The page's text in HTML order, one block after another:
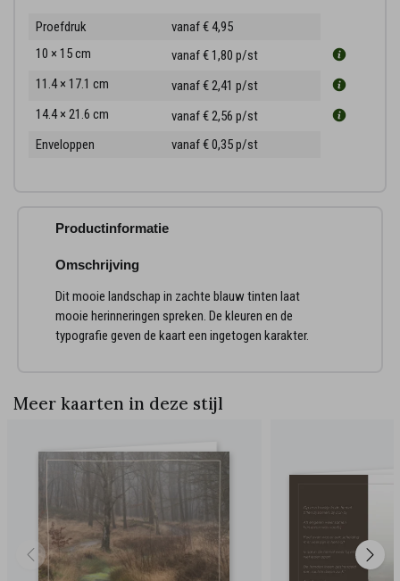
Proefdruk
vanaf € 4,95
10 × 15 cm
vanaf € 1,80 p/st
11.4 × 17.1 cm
vanaf € 2,41 p/st
14.4 × 21.6 cm
vanaf € 2,56 p/st
Enveloppen
vanaf € 0,35p/st
Productinformatie
Omschrijving
Dit mooie landschap in zachte blauw tinten laat
mooie herinneringen spreken. De kleuren en de
typografie geven de kaart een ingetogen karakter.
Meer kaarten in deze stijl